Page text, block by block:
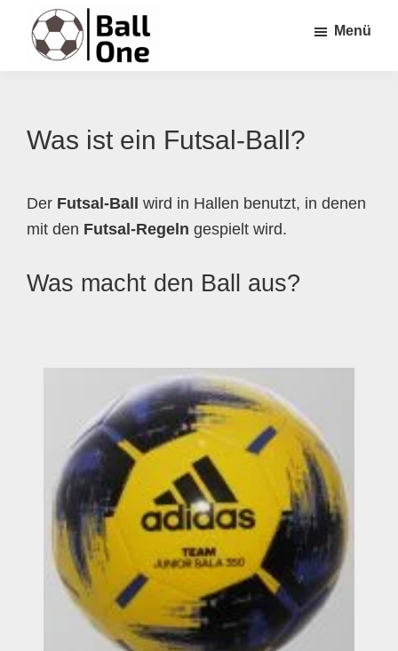
Inhalt
springen
Seitenspalte
springen
Fußzeile
springen
Menü
Was ist ein Futsal-Ball?
Der Futsal-Ball
wird in Hallen benutzt, in denen
mit den Futsal-Regeln gespielt wird.
Was macht den Ball aus?